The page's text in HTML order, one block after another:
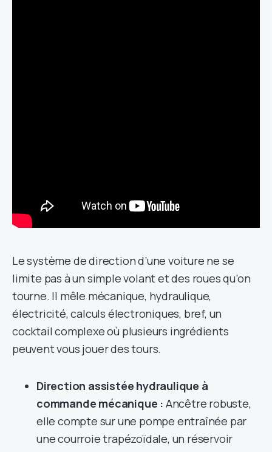
Le système de direction d’une voiture ne se
limite pas à un simple volant et des roues qu’on
tourne. Il mêle mécanique, hydraulique,
électricité, calculs électroniques, bref, un
cocktail complexe où plusieurs ingrédients
peuvent vous jouer des tours.
Direction assistée hydraulique à
commande mécanique : Ancêtre robuste,
elle compte sur une pompe entraînée par
une courroie trapézoïdale, un réservoir